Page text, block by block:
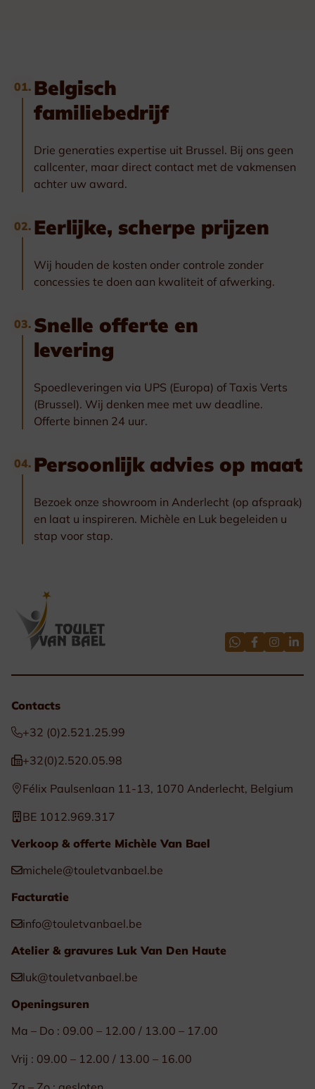
01. Belgisch
familiebedrijf
Drie generaties expertise uit Brussel. Bij ons geen
callcenter, maar direct contact met de vakmensen
achter uw award.
02. Eerlijke, scherpe prijzen
Wij houden de kosten onder controle zonder
concessies te doen aan kwaliteit of afwerking.
03. Snelle offerte en
levering
Spoedleveringen via UPS (Europa) of Taxis Verts
(Brussel). Wij denken mee met uw deadline.
Offerte binnen 24 uur.
04. Persoonlijk advies op maat
Bezoek onze showroom in Anderlecht (op afspraak)
en laat u inspireren. Michèle en Luk begeleiden u
stap voor stap.
Contacts
+32 (0)2.521.25.99
+32(0)2.520.05.98
Félix Paulsenlaan 11-13, 1070 Anderlecht, Belgium
BE 1012.969.317
Verkoop & offerte Michèle Van Bael
michele@touletvanbael.be
Facturatie
info@touletvanbael.be
Atelier & gravures Luk Van Den Haute
luk@touletvanbael.be
Openingsuren
Ma – Do : 09.00 – 12.00 / 13.00 – 17.00
Vrij : 09.00 – 12.00 / 13.00 – 16.00